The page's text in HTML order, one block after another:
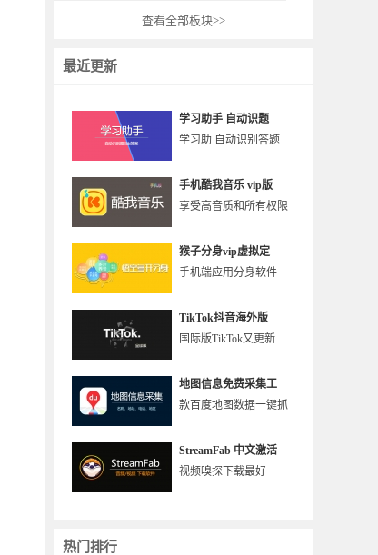
查看全部板块>>
最近更新
学习助手 自动识题
学习助 自动识别答题
手机酷我音乐 vip版
享受高音质和所有权限
猴子分身vip虚拟定
手机端应用分身软件
TikTok抖音海外版
国际版TikTok又更新
地图信息免费采集工
款百度地图数据一键抓
StreamFab 中文激活
视频嗅探下载最好
热门排行